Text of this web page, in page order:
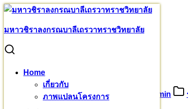
Skip
content
มหา​วชิราลงกรณ​บาลี​เถรวาท​ราชวิทยาลัย
Home
เกี่ยวกับ
ภาพแปลนโครงการ
Search
ขออนุโมทนาบุญ คุณเอกกำกร
29 ธันวาคม 25658 มกราคม 2023 admin